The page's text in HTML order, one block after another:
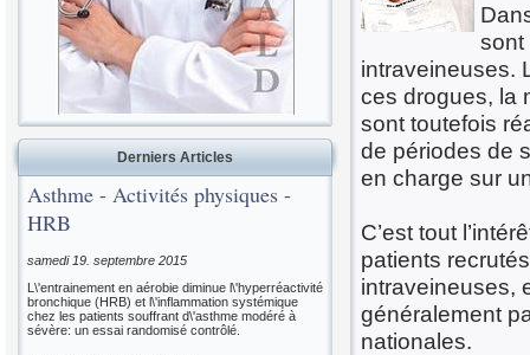
Derniers Articles
Asthme - Activités physiques -
HRB
samedi 19. septembre 2015
L\'entrainement en aérobie diminue l\'hyperréactivité
bronchique (HRB) et l\'inflammation systémique
chez les patients souffrant d\'asthme modéré à
sévère: un essai randomisé contrôlé.
sont
intraveineuses.
ces drogues, la
sont toutefois
de périodes de
en charge sur
C’est tout
patients
intraveineuses,
généralement
nationales.